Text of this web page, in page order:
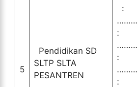
5
Pendidikan SD
SLTP SLTA
PESANTREN
:
:
:
: